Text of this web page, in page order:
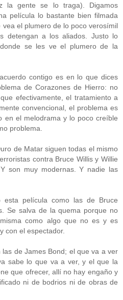
la gente se lo traga). Digamos
película lo bastante bien filmada
el plumero de lo poco verosímil
detengan a los aliados. Justo lo
se les ve el plumero de la
contigo es en lo que dices
de Corazones de Hierro: no
efectivamente, el tratamiento a
convencional, el problema es
en el melodrama y lo poco creíble
problema.
de Matar siguen todas el mismo
contra Bruce Willis y Willie
son muy modernas. Y nadie las
esta película como las de Bruce
Se salva de la quema porque no
como algo que no es y es
con el espectador.
de James Bond; el que va a ver
sabe lo que va a ver, y el que la
que ofrecer, allí no hay engaño y
ni de bodrios ni de obras de